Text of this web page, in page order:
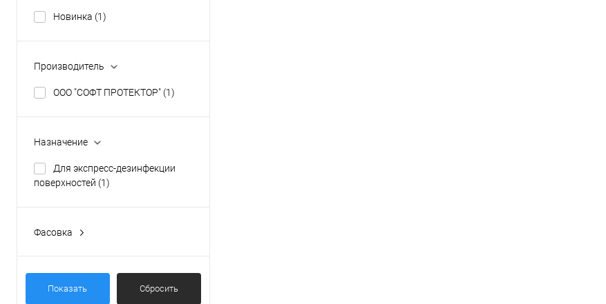
Новинка (1)
Производитель
ООО "СОФТ ПРОТЕКТОР" (1)
Назначение
Для экспресс-дезинфекции
поверхностей (1)
Фасовка
Показать Сбросить